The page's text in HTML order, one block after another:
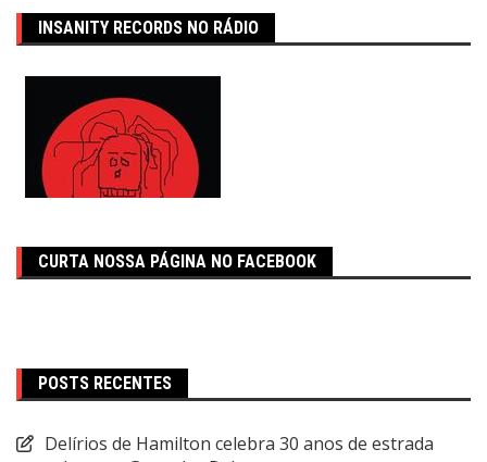
INSANITY RECORDS NO RÁDIO
CURTA NOSSA PÁGINA NO FACEBOOK
POSTS RECENTES
Delírios de Hamilton celebra 30 anos de estrada